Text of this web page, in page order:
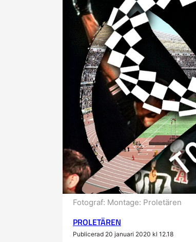
Fotograf: Montage: Proletären
PROLETÄREN
Publicerad 20 januari 2020 kl 12.18